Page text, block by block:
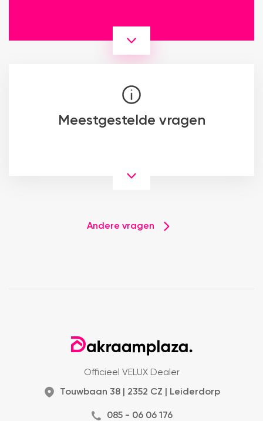
Meestgestelde vragen
Andere vragen
Officieel VELUX Dealer
Touwbaan 38 | 2352 CZ | Leiderdorp
085 - 06 06 176